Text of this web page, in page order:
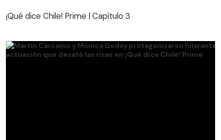
¡Qué dice Chile! Prime | Capítulo 3